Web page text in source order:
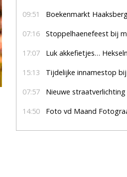
09:51 Boekenmarkt Haaksbergen zaterdag 8 augustus,
07:16 Stoppelhaenefeest bij museum De
17:07 Luk akkefietjes…
15:13 Tijdelijke innamestop bij
07:57 Nieuwe straatverlichting voor De Veldmaat
14:50 Foto vd Maand Fotograaf: